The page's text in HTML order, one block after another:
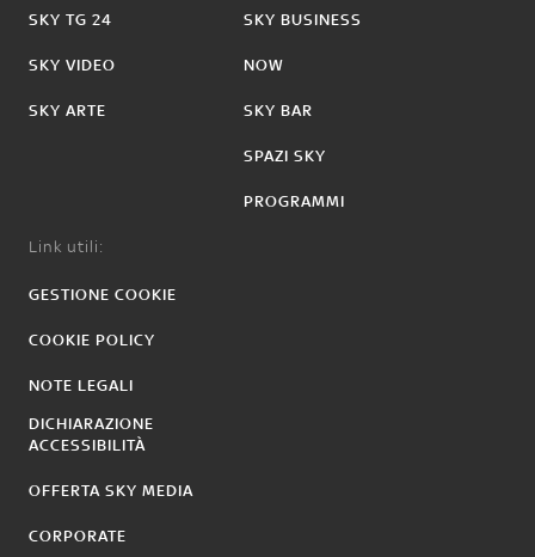
SKY TG 24
SKY VIDEO
SKY ARTE
SKY BUSINESS
NOW
SKY BAR
SPAZI SKY
PROGRAMMI
Link utili:
GESTIONE COOKIE
COOKIE POLICY
NOTE LEGALI
DICHIARAZIONE
ACCESSIBILITÀ
OFFERTA SKY MEDIA
CORPORATE